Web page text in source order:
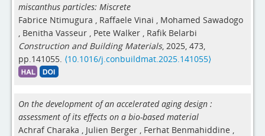
miscanthus particles: Miscrete
Fabrice Ntimugura , Raffaele Vinai , Mohamed Sawadogo
, Benitha Vasseur , Pete Walker , Rafik Belarbi
Construction and Building Materials, 2025, 473,
pp.141055. ⟨10.1016/j.conbuildmat.2025.141055⟩
On the development of an accelerated aging design :
assessment of its effects on a bio-based material
Achraf Charaka , Julien Berger , Ferhat Benmahiddine ,